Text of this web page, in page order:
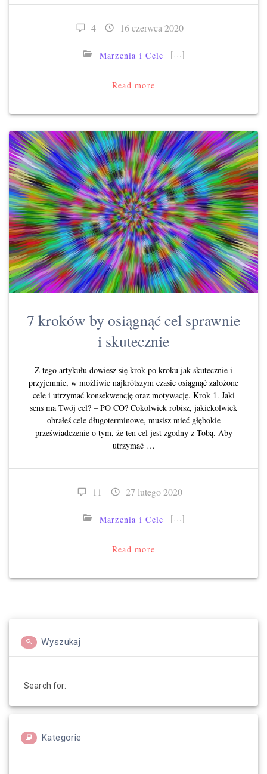
4 16 czerwca 2020
Marzenia i Cele […]
Read more
7 kroków by osiągnąć cel sprawnie
i skutecznie
Z tego artykułu dowiesz się krok po kroku jak skutecznie i
przyjemnie, w możliwie najkrótszym czasie osiągnąć założone
cele i utrzymać konsekwencję oraz motywację. Krok 1. Jaki
sens ma Twój cel? – PO CO? Cokolwiek robisz, jakiekolwiek
obrałeś cele długoterminowe, musisz mieć głębokie
przeświadczenie o tym, że ten cel jest zgodny z Tobą. Aby
utrzymać …
11 27 lutego 2020
Marzenia i Cele […]
Read more
Wyszukaj
Search for:
Kategorie